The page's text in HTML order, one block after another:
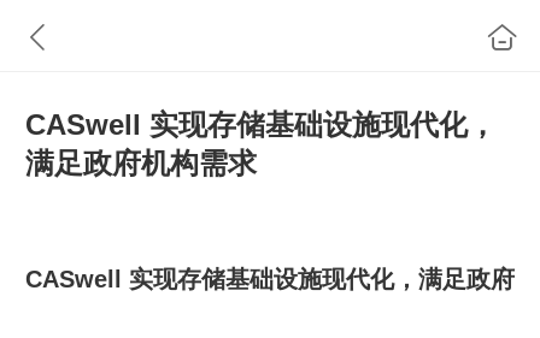
CASwell 实现存储基础设施现代化，
满足政府机构需求
CASwell 实现存储基础设施现代化，满足政府